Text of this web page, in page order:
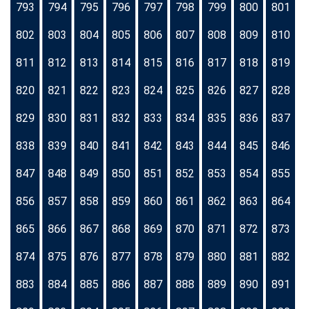
793 794 795 796 797 798 799 800 801
802 803 804 805 806 807 808 809 810
811 812 813 814 815 816 817 818 819
820 821 822 823 824 825 826 827 828
829 830 831 832 833 834 835 836 837
838 839 840 841 842 843 844 845 846
847 848 849 850 851 852 853 854 855
856 857 858 859 860 861 862 863 864
865 866 867 868 869 870 871 872 873
874 875 876 877 878 879 880 881 882
883 884 885 886 887 888 889 890 891